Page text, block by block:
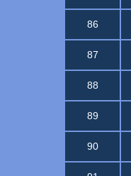
86
87
88
89
90